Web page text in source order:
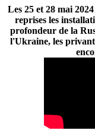
Les 25 et 28 mai
reprises les
profondeur de la
l'Ukraine, les